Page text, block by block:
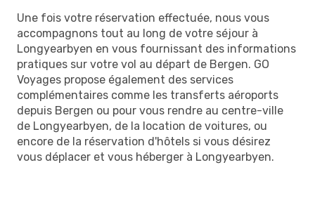
Une fois votre réservation effectuée, nous vous
accompagnons tout au long de votre séjour à
Longyearbyen en vous fournissant des informations
pratiques sur votre vol au départ de Bergen. GO
Voyages propose également des services
complémentaires comme les transferts aéroports
depuis Bergen ou pour vous rendre au centre-ville
de Longyearbyen, de la location de voitures, ou
encore de la réservation d'hôtels si vous désirez
vous déplacer et vous héberger à Longyearbyen.